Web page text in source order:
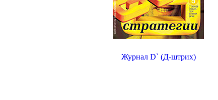
Журнал D` (Д-штрих)